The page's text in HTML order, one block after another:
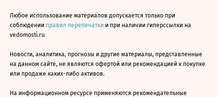
Любое использование материалов допускается только при
соблюдении правил перепечатки и при наличии гиперссылки на
vedomosti.ru
Новости, аналитика, прогнозы и другие материалы, представленные
на данном сайте, не являются офертой или рекомендацией к покупке
или продаже каких-либо активов.
На информационном ресурсе применяются рекомендательные